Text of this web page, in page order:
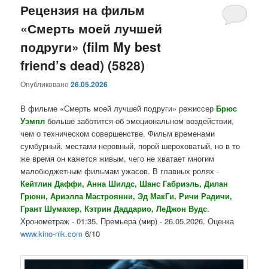
основному
содержимому
дополнительному
содержимому
Рецензия на фильм
«Смерть моей лучшей
подруги» (film My best
friend’s dead) (5828)
Опубликовано26.05.2026
В фильме «Смерть моей лучшей подруги» режиссерБрюс
Уэмпл больше заботится об эмоциональном воздействии,
чем о техническом совершенстве. Фильм временами
сумбурный, местами неровный, порой шероховатый, но в то
же время он кажется живым, чего не хватает многим
малобюджетным фильмам ужасов. В главных ролях -
Кейтлин Даффи, Анна Шилдс, Шанс Габриэль, Дилан
Грюнн, Ариэлла Мастроянни, Эд МакГи, Ричи Радичи,
Грант Шумахер, Кэтрин Даддарио, ЛеДжон Вудс.
Хронометраж - 01:35. Премьера (мир) - 26.05.2026. Оценка
www.kino-nik.com 6/10